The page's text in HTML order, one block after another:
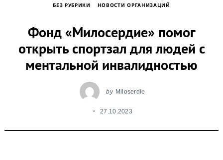
БЕЗ РУБРИКИ НОВОСТИ ОРГАНИЗАЦИЙ
Фонд «Милосердие» помог
открыть спортзал для людей с
ментальной инвалидностью
by Miloserdie
27.10.2023